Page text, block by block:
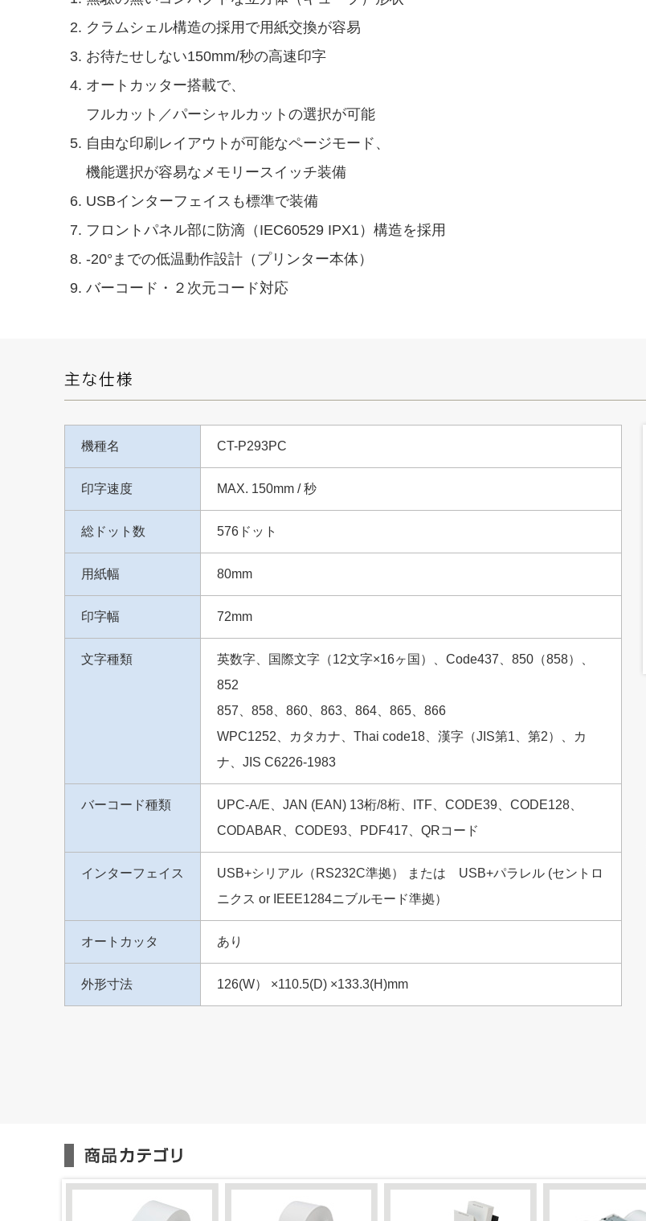
クラムシェル構造の採用で用紙交換が容易
お待たせしない150mm/秒の高速印字
オートカッター搭載で、
フルカット／パーシャルカットの選択が可能
自由な印刷レイアウトが可能なページモード、
機能選択が容易なメモリースイッチ装備
USBインターフェイスも標準で装備
フロントパネル部に防滴（IEC60529 IPX1）構造を採用
-20°までの低温動作設計（プリンター本体）
バーコード・２次元コード対応
機種名 CT-P293PC
印字速度 MAX. 150mm / 秒
総ドット数 576ドット
用紙幅 80mm
印字幅 72mm
文字種類
英数字、国際文字（12文字×16ヶ国）、Code437、850（858）、
852
857、858、860、863、864、865、866
WPC1252、カタカナ、Thai code18、漢字（JIS第1、第2）、カ
ナ、JIS C6226-1983
バーコード種類
UPC-A/E、JAN (EAN) 13桁/8桁、ITF、CODE39、CODE128、
CODABAR、CODE93、PDF417、QRコード
インターフェイス
USB+シリアル（RS232C準拠） または USB+パラレル (セントロ
ニクス or IEEE1284ニブルモード準拠）
オートカッタ あり
外形寸法 126(W） ×110.5(D) ×133.3(H)mm